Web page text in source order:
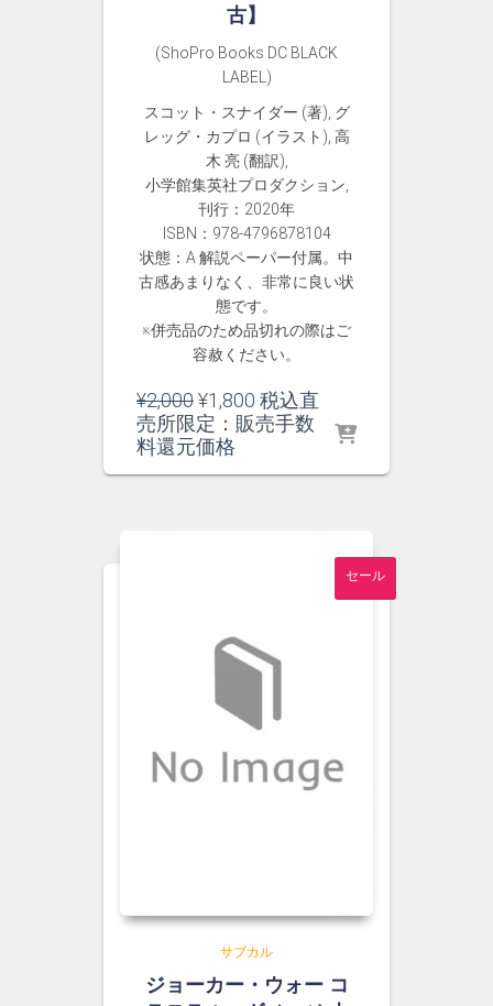
古】
(ShoPro Books DC BLACK
LABEL)
スコット・スナイダー (著), グ
レッグ・カプロ (イラスト), 高
木 亮 (翻訳),
小学館集英社プロダクション,
刊行：2020年
ISBN：978-4796878104
状態：A 解説ペーパー付属。中
古感あまりなく、非常に良い状
態です。
※併売品のため品切れの際はご
容赦ください。
¥2,000元
の
価
¥1,800 現
在
税込直
売所限定：販売手数
料還元価格
セール
サブカル
ジョーカー・ウォー コ